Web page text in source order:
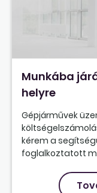
Munkába
helyre
Gépjárművek
kérem a
foglalkoztatott